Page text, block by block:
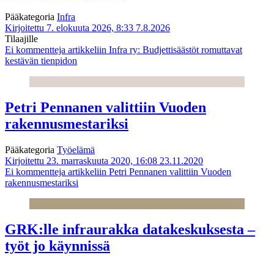
Pääkategoria Infra
Kirjoitettu 7. elokuuta 2026, 8:33 7.8.2026
Tilaajille
Ei kommentteja artikkeliin Infra ry: Budjettisäästöt romuttavat
kestävän tienpidon
Petri Pennanen valittiin Vuoden
rakennusmestariksi
Pääkategoria Työelämä
Kirjoitettu 23. marraskuuta 2020, 16:08 23.11.2020
Ei kommentteja artikkeliin Petri Pennanen valittiin Vuoden
rakennusmestariksi
GRK:lle infraurakka datakeskuksesta –
työt jo käynnissä